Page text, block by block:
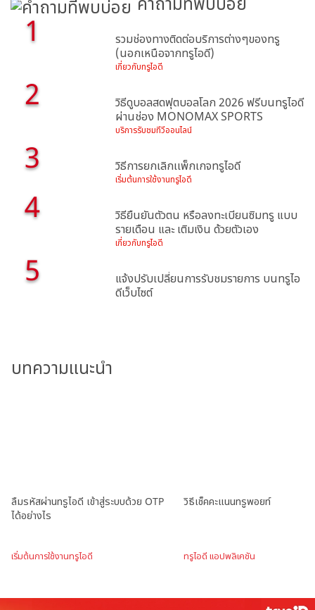
1
รวมช่องทางติดต่อบริการต่างๆของทรู
(นอกเหนือจากทรูไอดี)
เกี่ยวกับทรูไอดี
2
วิธีดูบอลสดฟุตบอลโลก 2026 ฟรีบนทรูไอดี
ผ่านช่อง MONOMAX SPORTS
บริการรับชมทีวีออนไลน์
3 วิธีการยกเลิกเเพ็กเกจทรูไอดี
เริ่มต้นการใช้งานทรูไอดี
4
วิธียืนยันตัวตน หรือลงทะเบียนซิมทรู แบบ
รายเดือน และ เติมเงิน ด้วยตัวเอง
เกี่ยวกับทรูไอดี
5
แจ้งปรับเปลี่ยนการรับชมรายการ บนทรูไอ
ดีเว็บไซต์
บทความแนะนำ
ลืมรหัสผ่านทรูไอดี เข้าสู่ระบบด้วย OTP
ได้อย่างไร
เริ่มต้นการใช้งานทรูไอดี
วิธีเช็คคะแนนทรูพอยท์
ทรูไอดี แอปพลิเคชัน